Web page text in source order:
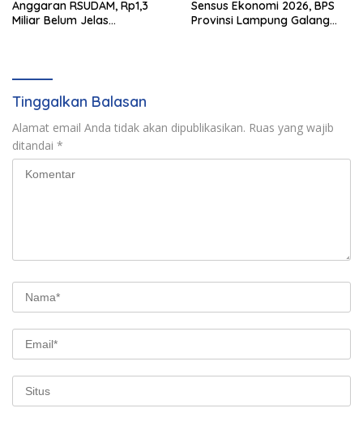
Anggaran RSUDAM, Rp1,3
Miliar Belum Jelas
Sensus Ekonomi 2026, BPS
Provinsi Lampung Galang
Tinggalkan Balasan
Alamat email Anda tidak akan dipublikasikan. Ruas yang wajib
ditandai *